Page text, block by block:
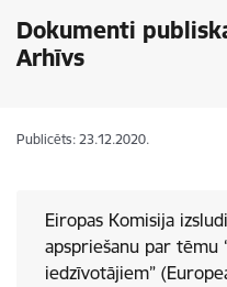
Dokumenti
Arhīvs
Publicēts: 23.12.2020.
Eiropas Komisija
apspriešanu par tēmu
iedzīvotājiem”